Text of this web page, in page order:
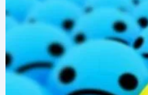
Mejorar
Tu
Productividad
💼
📈